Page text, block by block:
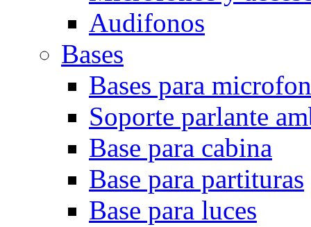
Audifonos
Bases
Bases para
Soporte parlante
Base para cabina
Base para partituras
Base para luces